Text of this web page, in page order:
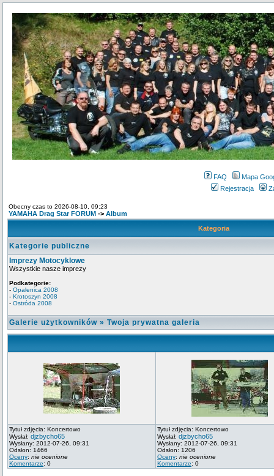
FAQ
Mapa
Rejestracja
Obecny czas to 2026-08-10, 09:23
YAMAHA Drag Star FORUM -> Album
Kategoria
Kategorie publiczne
Imprezy Motocyklowe
Wszystkie nasze imprezy
Podkategorie:
- Opalenica 2008
- Krotoszyn 2008
- Ostróda 2008
Galerie użytkowników » Twoja prywatna galeria
Tytuł zdjęcia: Koncertowo
Wysłał: djzbycho65
Wysłany: 2012-07-26, 09:31
Odsłon: 1466
Oceny: nie ocenione
Komentarze: 0
Tytuł zdjęcia: Koncertowo
Wysłał: djzbycho65
Wysłany: 2012-07-26, 09:31
Odsłon: 1206
Oceny: nie ocenione
Komentarze: 0